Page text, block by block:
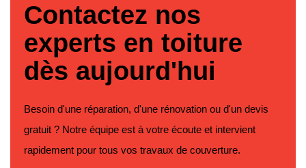
Contactez nos
experts en toiture
dès aujourd'hui
Besoin d'une réparation, d'une rénovation ou d'un devis
gratuit ? Notre équipe est à votre écoute et intervient
rapidement pour tous vos travaux de couverture.